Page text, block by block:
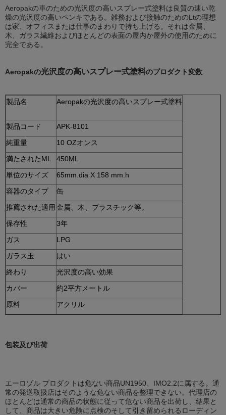
Aeropakの車のための光沢度の高いスプレー式塗料は良質の速い乾
燥の光沢度の高いペンキである。雑務および接触のためのLtの理想
は家、オフィスまたは仕事のまわりで持ち上げる。それは金属、
木、ガラス繊維およびほとんどの表面の屋内か屋外の使用のために
完全である。
Aeropakの光沢度の高いスプレー式塗料のプロダクト変数
製品名 Aeropakの光沢度の高いスプレー式塗料
製品コード
APK-8101
純重量
10 OZオンス
満たされたML
450ML
単位のサイズ
65mm.dia X 158 mm.h
容器のタイプ
缶
推薦された適用 金属、木、プラスチック等。
保存性
3年
ガス
LPG
ガラス玉
はい
終わり
光沢度の高い効果
カバー
約2平方メートル
原料
アクリル
包装及び出荷
エーロゾル プロダクトは危ない商品UN1950、IMO2.2に属する。通
常の発送取扱店はそのような危ない商品を整理できない。代理店の
ほとんどは通常の商品の状態に従って危ない商品を出荷し、結果と
して、商品は大きい危険に点検のそして引き留められるローディン